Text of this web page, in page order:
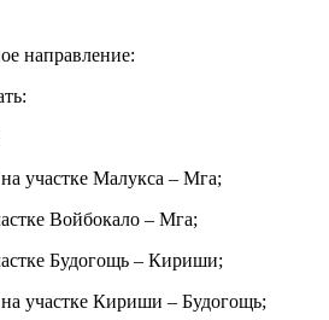
направление:
участке Малукса – Мга;
Войбокало – Мга;
Будогощь – Кириши;
участке Кириши – Будогощь;